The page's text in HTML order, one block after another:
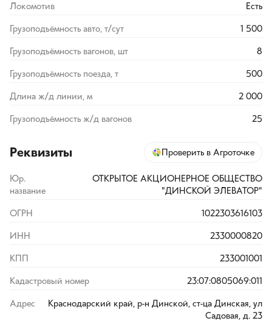
Локомотив Есть
Грузоподъёмность авто, т/сут 1 500
Грузоподъёмность вагонов, шт 8
Грузоподъёмность поезда, т 500
Длина ж/д линии, м 2 000
Грузоподъёмность ж/д вагонов 25
Реквизиты Проверить в Агроточке
Юр.
название
ОТКРЫТОЕ АКЦИОНЕРНОЕ ОБЩЕСТВО
"ДИНСКОЙ ЭЛЕВАТОР"
ОГРН 1022303616103
ИНН 2330000820
КПП 233001001
Кадастровый номер 23:07:0805069:011
Адрес
Краснодарский край, р-н Динской, ст-ца Динская, ул
Садовая, д. 23